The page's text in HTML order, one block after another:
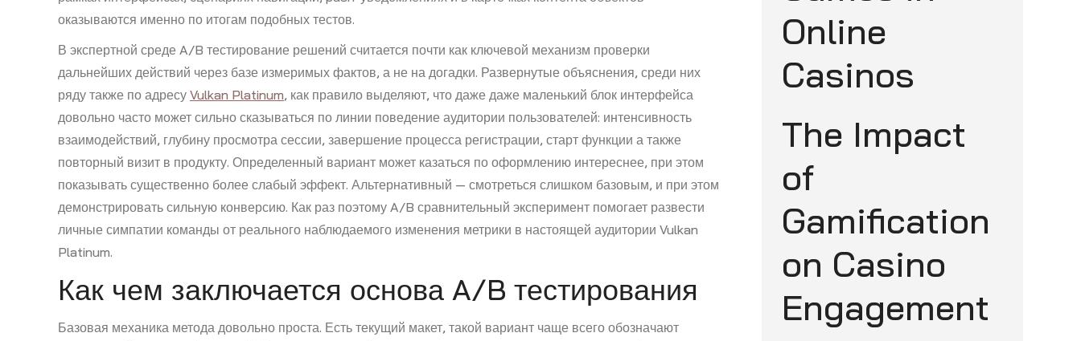
оказываются именно по итогам подобных тестов.
В экспертной среде A/B тестирование решений считается почти как ключевой механизм проверки
дальнейших действий через базе измеримых фактов, а не на догадки. Развернутые объяснения, среди них
ряду также по адресу Vulkan Platinum, как правило выделяют, что даже даже маленький блок интерфейса
довольно часто может сильно сказываться по линии поведение аудитории пользователей: интенсивность
взаимодействий, глубину просмотра сессии, завершение процесса регистрации, старт функции а также
повторный визит в продукту. Определенный вариант может казаться по оформлению интереснее, при этом
показывать существенно более слабый эффект. Альтернативный — смотреться слишком базовым, и при этом
демонстрировать сильную конверсию. Как раз поэтому A/B сравнительный эксперимент помогает развести
личные симпатии команды от реального наблюдаемого изменения метрики в настоящей аудитории Vulkan
Platinum.
Как чем заключается основа A/B тестирования
Базовая механика метода довольно проста. Есть текущий макет, такой вариант чаще всего обозначают
Online
Casinos
The Impact
of
Gamification
on Casino
Engagement